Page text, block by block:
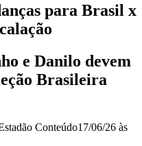
para Brasil x
e Danilo devem
Brasileira
Conteúdo17/06/26 às